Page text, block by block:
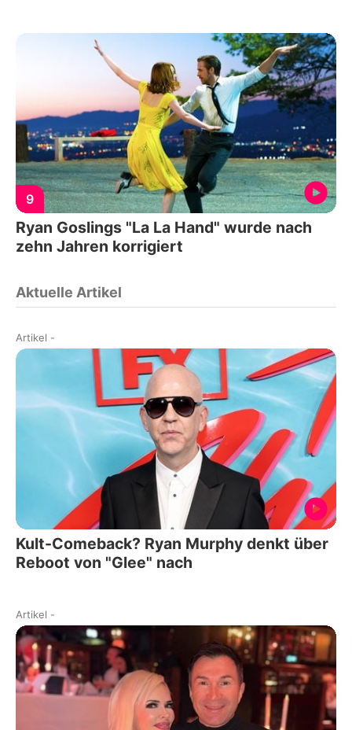
9
Ryan Goslings "La La Hand" wurde nach
zehn Jahren korrigiert
Aktuelle Artikel
Artikel -
Kult-Comeback? Ryan Murphy denkt über
Reboot von "Glee" nach
Artikel -